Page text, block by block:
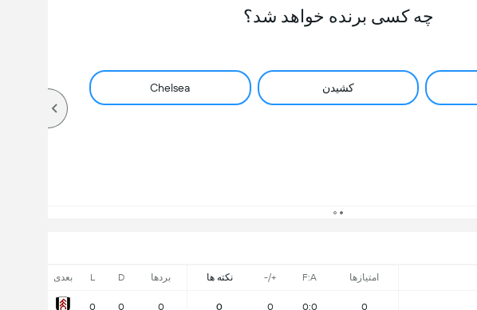
چه کسی برنده خواهد شد؟
کشیدن Chelsea
امتیازها F:A
+/- نکته ها بردها D
L بعدی
0
0:0
0
0
0
0
0